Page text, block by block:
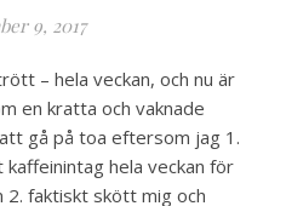
9, 2017
– hela veckan, och nu är
en kratta och vaknade
gå på toa eftersom jag 1.
hela veckan för
faktiskt skött mig och